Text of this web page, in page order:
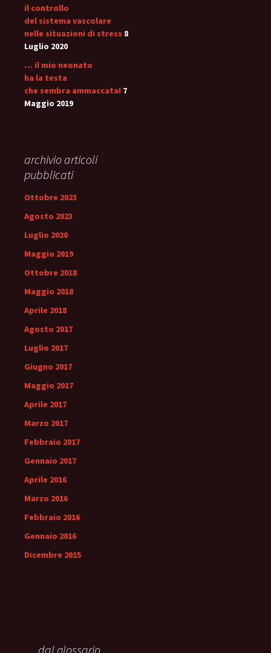
il controllo
del sistema vascolare
nelle situazioni di stress 8
Luglio 2020
… il mio neonato
ha la testa
che sembra ammaccata! 7
Maggio 2019
archivio articoli
pubblicati
Ottobre 2023
Agosto 2023
Luglio 2020
Maggio 2019
Ottobre 2018
Maggio 2018
Aprile 2018
Agosto 2017
Luglio 2017
Giugno 2017
Maggio 2017
Aprile 2017
Marzo 2017
Febbraio 2017
Gennaio 2017
Aprile 2016
Marzo 2016
Febbraio 2016
Gennaio 2016
Dicembre 2015
… dal glossario